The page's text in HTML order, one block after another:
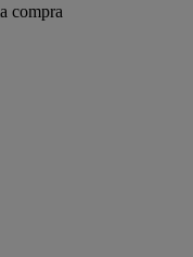
compra